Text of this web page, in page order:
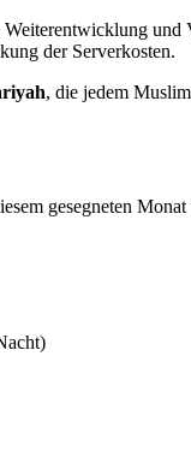
Weiterentwicklung und
der Serverkosten.
, die jedem
gesegneten